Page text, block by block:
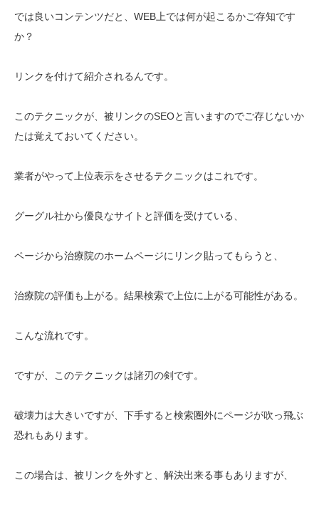
では良いコンテンツだと、WEB上では何が起こるかご存知です
か？
リンクを付けて紹介されるんです。
このテクニックが、被リンクのSEOと言いますのでご存じないか
たは覚えておいてください。
業者がやって上位表示をさせるテクニックはこれです。
グーグル社から優良なサイトと評価を受けている、
ページから治療院のホームページにリンク貼ってもらうと、
治療院の評価も上がる。結果検索で上位に上がる可能性がある。
こんな流れです。
ですが、このテクニックは諸刃の剣です。
破壊力は大きいですが、下手すると検索圏外にページが吹っ飛ぶ
恐れもあります。
この場合は、被リンクを外すと、解決出来る事もありますが、